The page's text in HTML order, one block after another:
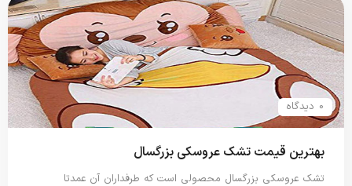
0 دیدگاه
بهترین قیمت تشک عروسکی بزرگسال
تشک عروسکی بزرگسال محصولی است که طرفداران آن عمدتا